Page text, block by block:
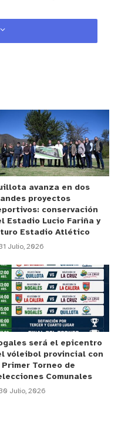
de llegarle con
de las
el ex portero canario
complicó al ataque
más el balón, no
claras de gol.Esta
llegar, incluso, con
llegando de esta
de una pulcra volea
(40′), quién
Abán.
canario seguía con
que frustró las
Luis Marcoleta. Ya
una falta de Omar
una falta penal a
pese a dar en el
de Manuel López,
(89′). Pese a los
se selló para los
será este próximo
avanza en dos
proyectos
conservación
Estadio Lucio Fariña y
Estadio Atlético
Julio, 2026
será el epicentro
vóleibol provincial con
Primer Torneo de
Comunales
Julio, 2026